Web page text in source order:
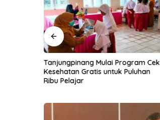
Tanjungpinang Mulai Program Cek
Kesehatan Gratis untuk Puluhan
Ribu Pelajar